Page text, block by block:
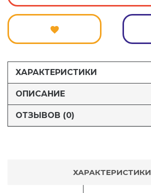
ХАРАКТЕРИСТИКИ
ОПИСАНИЕ
ОТЗЫВОВ (0)
ХАРАКТЕРИСТИКИ